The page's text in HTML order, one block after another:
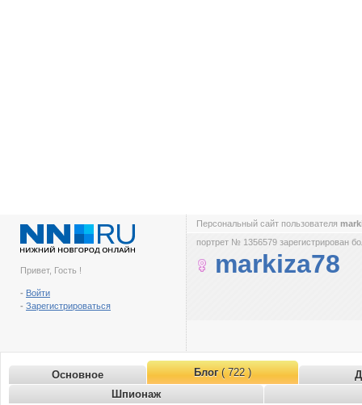
Привет, Гость !
- Войти
- Зарегистрироваться
Персональный сайт пользователя
портрет № 1356579 зарегистрирован
markiza78
Основное Блог( 722 )
Шпионаж